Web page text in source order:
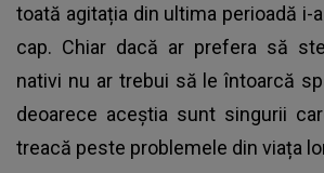
toată agitația din ultima perioadă i-
cap. Chiar dacă ar prefera să
nativi nu ar trebui să le întoarcă
deoarece aceștia sunt singurii
treacă peste problemele din viața